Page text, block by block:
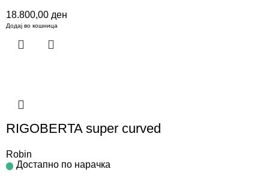
18.800,00 ден
Додај во кошница
RIGOBERTA super curved
Robin
Достапно по нарачка